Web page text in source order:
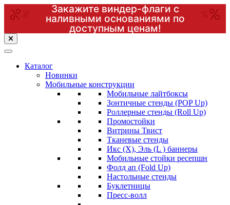
Закажите виндер-флаги с
наливными основаниями по
доступным ценам!
Перейти
к
содержимому
(нажмитеКаталог
Новинки
Мобильные конструкции
Мобильные лайтбоксы
Зонтичные стенды (POP Up)
Роллерные стенды (Roll Up)
Промостойки
Витрины Твист
Тканевые стенды
Икс (X), Эль (L ) баннеры
Мобильные стойки ресепшн
Фолд ап (Fold Up)
Настольные стенды
Буклетницы
Пресс-волл